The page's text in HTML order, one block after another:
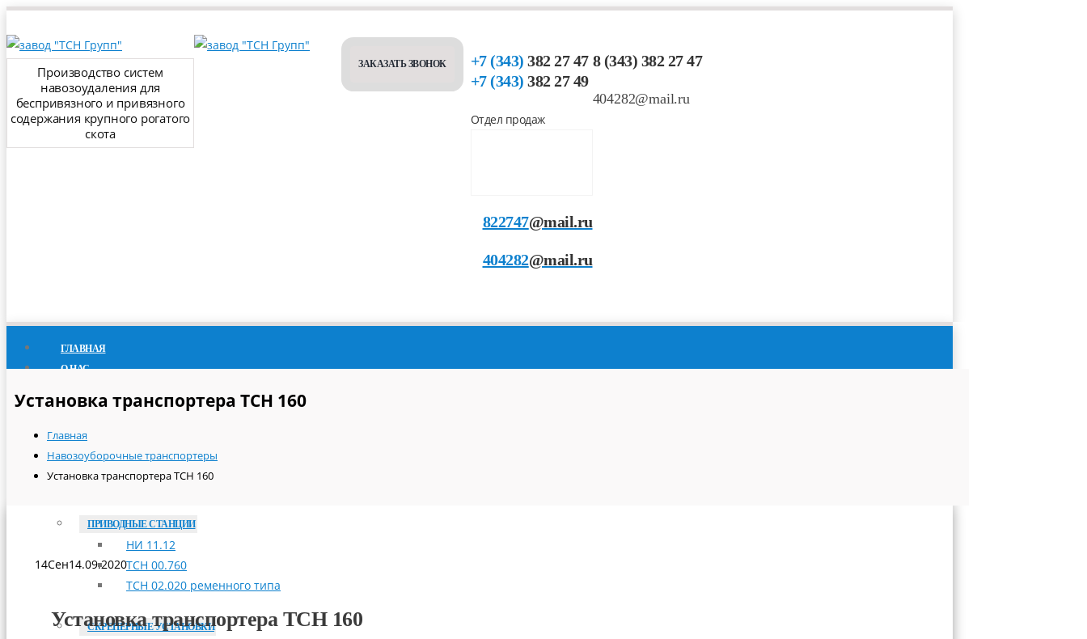
Производство систем
навозоудаления для
беспривязного и привязного
содержания крупного рогатого
скота
ЗАКАЗАТЬ ЗВОНОК +7 (343) 382 27 47
+7 (343) 382 27 49
Отдел продаж
822747@mail.ru
404282@mail.ru
8 (343) 382 27 47
404282@mail.ru
ГЛАВНАЯ
О НАС
ТСН-2,0Б
ТСН-3,0Б
ПРИВОДНЫЕ СТАНЦИИ
НИ 11.12
ТСН 00.760
ТСН 02.020 ременного типа
СКРЕПЕРНЫЕ УСТАНОВКИ
Установка транспортера ТСН 160
Главная
Навозоуборочные транспортеры
Установка транспортера ТСН 160
14Сен14.09.2020
Установка транспортера ТСН 160